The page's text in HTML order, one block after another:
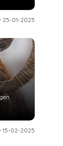
25-01-2025
15-02-2025